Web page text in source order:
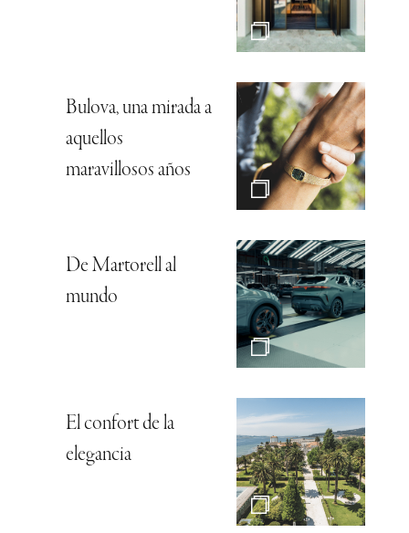
Bulova, una mirada a
aquellos
maravillosos años
De Martorell al
mundo
El confort de la
elegancia